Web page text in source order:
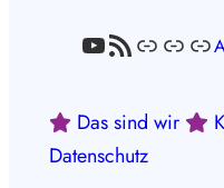
YouTube
RSS-FeedLinkLink
Das sind wir
Datenschutz